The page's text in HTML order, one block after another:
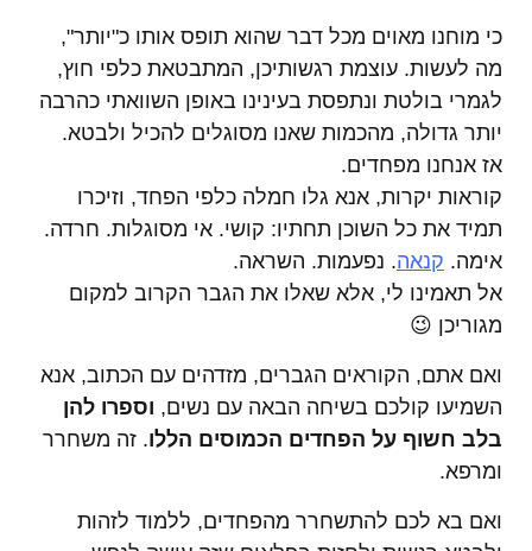
כי מוחנו מאוים מכל דבר שהוא תופס אותו כ"יותר",
מה לעשות. עוצמת רגשותיכן, המתבטאת כלפי חוץ,
לגמרי בולטת ונתפסת בעינינו באופן השוואתי כהרבה
יותר גדולה, מהכמות שאנו מסוגלים להכיל ולבטא.
אז אנחנו מפחדים.
קוראות יקרות, אנא גלו חמלה כלפי הפחד, וזיכרו
תמיד את כל השוכן תחתיו: קושי. אי מסוגלות. חרדה.
אימה. קנאה. נפעמות. השראה.
אל תאמינו לי, אלא שאלו את הגבר הקרוב למקום
מגוריכן 😉
ואם אתם, הקוראים הגברים, מזדהים עם הכתוב, אנא
השמיעו קולכם בשיחה הבאה עם נשים, וספרו להן
בלב חשוף על הפחדים הכמוסים הללו. זה משחרר
ומרפא.
ואם בא לכם להתשחרר מהפחדים, ללמוד לזהות